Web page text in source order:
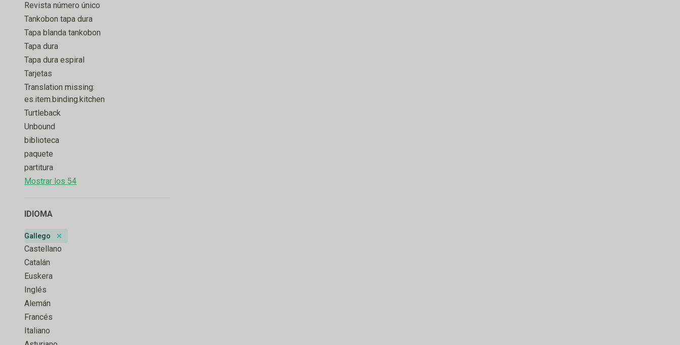
Revista número único
Tankobon tapa dura
Tapa blanda tankobon
Tapa dura
Tapa dura espiral
Tarjetas
Translation missing:
es.item.binding.kitchen
Turtleback
Unbound
biblioteca
paquete
partitura
Mostrar los 54
IDIOMA
Gallego
Remove badge
Castellano
Catalán
Euskera
Inglés
Alemán
Francés
Italiano